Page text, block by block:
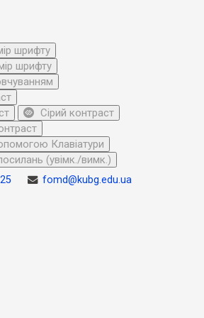
шрифту
шрифту
Сірий контраст
Клавіатури
(увімк./вимк.)
fomd@kubg.edu.ua